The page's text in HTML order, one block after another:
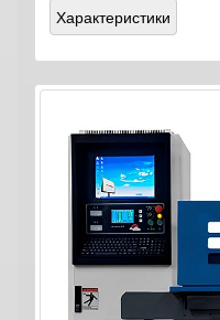
Характеристики